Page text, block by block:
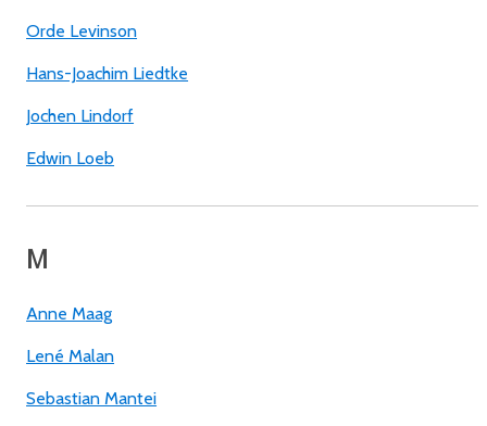
Orde Levinson
Hans-Joachim Liedtke
Jochen Lindorf
Edwin Loeb
M
Anne Maag
Lené Malan
Sebastian Mantei